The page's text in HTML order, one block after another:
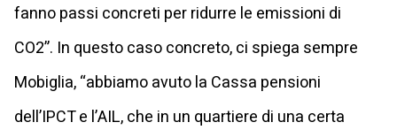
fanno passi concreti per ridurre le emissioni di
CO2”. In questo caso concreto, ci spiega sempre
Mobiglia, “abbiamo avuto la Cassa pensioni
dell’IPCT e l’AIL, che in un quartiere di una certa